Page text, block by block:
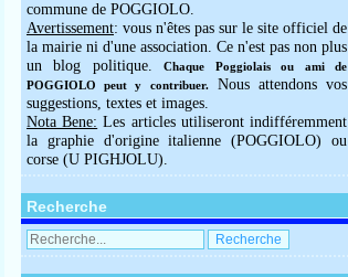
commune de POGGIOLO.
Avertissement: vous n'êtes pas sur le site officiel de
la mairie ni d'une association. Ce n'est pas non plus
un blog politique.Chaque Poggiolais ou ami de
POGGIOLO peut y contribuer.Nous attendons vos
suggestions, textes et images.
Nota Bene: Les articles utiliseront indifféremment
la graphie d'origine italienne (POGGIOLO) ou
corse (U PIGHJOLU).
Recherche